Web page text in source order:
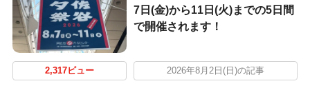
7日(金)から11日(火)までの5日間
で開催されます！
2,317ビュー 2026年8月2日(日)の記事